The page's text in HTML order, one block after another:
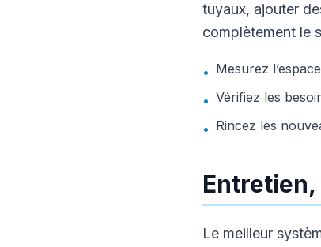
tuyaux, ajouter
complètement le
• Mesurez
• Vérifiez les
• Rincez les
Le meilleur